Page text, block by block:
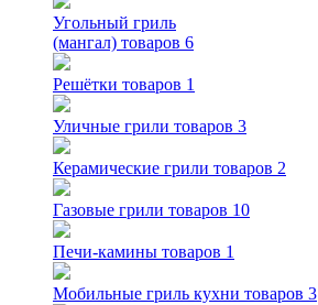
Угольный гриль
(мангал) товаров 6
Решётки товаров 1
Уличные грили товаров 3
Керамические грили товаров 2
Газовые грили товаров 10
Печи-камины товаров 1
Мобильные гриль кухни товаров 3